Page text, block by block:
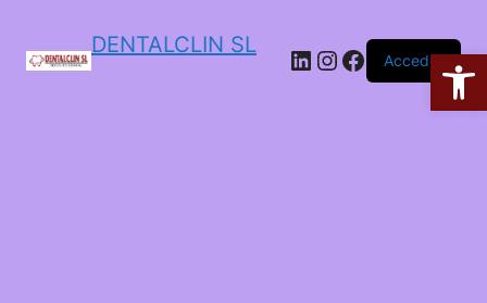
DENTALCLIN SL
Acceder